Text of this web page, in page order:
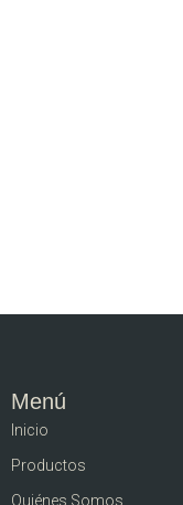
Menú
Inicio
Productos
Quiénes Somos